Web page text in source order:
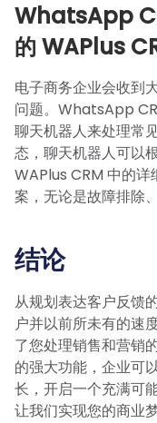
WhatsApp
的 WAPlus
电子商务企业会收到
问题。WhatsApp
聊天机器人来处理常
态，聊天机器人可以
WAPlus CRM 中的
案，无论是故障排除
结论
从规划表达客户反馈
户并以前所未有的速
了您处理销售和营销
的强大功能，企业可
长，开启一个充满可
让我们实现您的商业